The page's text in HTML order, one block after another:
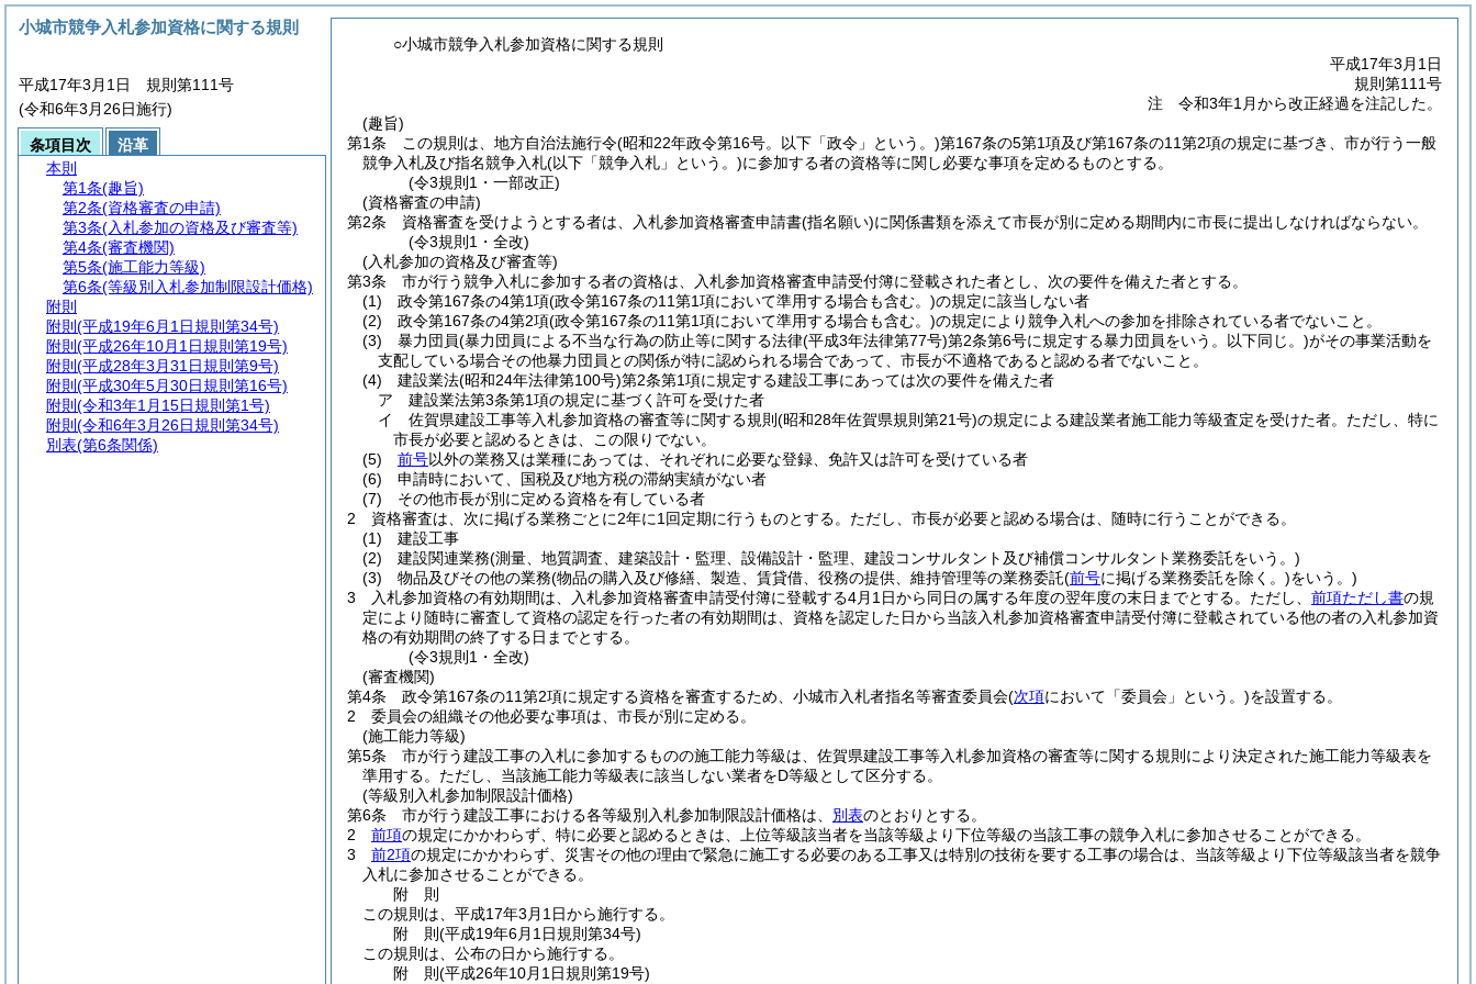
○小城市競争入札参加資格に関する規則
平成17年3月1日
規則第111号
注 令和3年1月から改正経過を注記した。
(趣旨)
第1条
この規則は、地方自治法施行令(昭和22年政令第16号。以下「政令」という。)第167条の5第1項及び第167条の11第2項の規定に基づき、市が行う一般
競争入札及び指名競争入札(以下「競争入札」という。)に参加する者の資格等に関し必要な事項を定めるものとする。
(令3規則1・一部改正)
(資格審査の申請)
第2条
資格審査を受けようとする者は、入札参加資格審査申請書(指名願い)に関係書類を添えて市長が別に定める期間内に市長に提出しなければならない。
(令3規則1・全改)
(入札参加の資格及び審査等)
第3条
市が行う競争入札に参加する者の資格は、入札参加資格審査申請受付簿に登載された者とし、次の要件を備えた者とする。
(1)
政令第167条の4第1項(政令第167条の11第1項において準用する場合も含む。)の規定に該当しない者
(2)
政令第167条の4第2項(政令第167条の11第1項において準用する場合も含む。)の規定により競争入札への参加を排除されている者でないこと。
(3)
暴力団員(暴力団員による不当な行為の防止等に関する法律(平成3年法律第77号)第2条第6号に規定する暴力団員をいう。以下同じ。)がその事業活動を
支配している場合その他暴力団員との関係が特に認められる場合であって、市長が不適格であると認める者でないこと。
(4)
建設業法(昭和24年法律第100号)第2条第1項に規定する建設工事にあっては次の要件を備えた者
ア
建設業法第3条第1項の規定に基づく許可を受けた者
イ
佐賀県建設工事等入札参加資格の審査等に関する規則 (昭和28年佐賀県規則第21号)の規定による建設業者施工能力等級査定を受けた者。 ただし、特に
市長が必要と認めるときは、この限りでない。
(5)
前号以外の業務又は業種にあっては、それぞれに必要な登録、免許又は許可を受けている者
(6)
申請時において、国税及び地方税の滞納実績がない者
(7)
その他市長が別に定める資格を有している者
2
資格審査は、次に掲げる業務ごとに2年に1回定期に行うものとする。 ただし、市長が必要と認める場合は、随時に行うことができる。
(1)
建設工事
(2)
建設関連業務(測量、地質調査、建築設計・監理、設備設計・監理、建設コンサルタント及び補償コンサルタント業務委託をいう。)
(3)
物品及びその他の業務(物品の購入及び修繕、製造、賃貸借、役務の提供、維持管理等の業務委託(前号に掲げる業務委託を除く。)をいう。)
3
入札参加資格の有効期間は、入札参加資格審査申請受付簿に登載する4月1日から同日の属する年度の翌年度の末日までとする。 ただし、 前項ただし書の規
定により随時に審査して資格の認定を行った者の有効期間は、資格を認定した日から当該入札参加資格審査申請受付簿に登載されている他の者の入札参加資
格の有効期間の終了する日までとする。
(令3規則1・全改)
(審査機関)
第4条
政令第167条の11第2項に規定する資格を審査するため、小城市入札者指名等審査委員会(次項において「委員会」という。)を設置する。
2
委員会の組織その他必要な事項は、市長が別に定める。
(施工能力等級)
第5条
市が行う建設工事の入札に参加するものの施工能力等級は、佐賀県建設工事等入札参加資格の審査等に関する規則により決定された施工能力等級表を
準用する。 ただし、当該施工能力等級表に該当しない業者をD等級として区分する。
(等級別入札参加制限設計価格)
第6条
市が行う建設工事における各等級別入札参加制限設計価格は、 別表のとおりとする。
2
前項の規定にかかわらず、特に必要と認めるときは、上位等級該当者を当該等級より下位等級の当該工事の競争入札に参加させることができる。
3
前2項の規定にかかわらず、災害その他の理由で緊急に施工する必要のある工事又は特別の技術を要する工事の場合は、当該等級より下位等級該当者を競争
入札に参加させることができる。
附 則
この規則は、平成17年3月1日から施行する。
附 則(平成19年6月1日規則第34号)
この規則は、公布の日から施行する。
附 則(平成26年10月1日規則第19号)
小城市競争入札参加資格に関する規則
平成17年3月1日 規則第111号
(令和6年3月26日施行)
条項目次
沿革
本則
第1条(趣旨)
第2条(資格審査の申請)
第3条(入札参加の資格及び審査等)
第4条(審査機関)
第5条(施工能力等級)
第6条(等級別入札参加制限設計価格)
附則
附則 (平成19年6月1日規則第34号)
附則 (平成26年10月1日規則第19号)
附則 (平成28年3月31日規則第9号)
附則 (平成30年5月30日規則第16号)
附則 (令和3年1月15日規則第1号)
附則 (令和6年3月26日規則第34号)
別表(第6条関係)